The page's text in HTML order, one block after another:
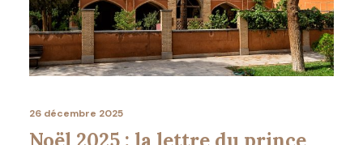
26 décembre 2025